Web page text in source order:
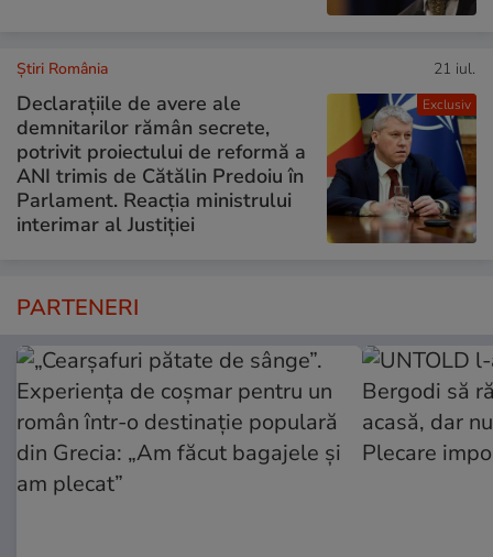
Exclusiv
Știri România 21 iul.
Declarațiile de avere ale
demnitarilor rămân secrete,
potrivit proiectului de reformă a
ANI trimis de Cătălin Predoiu în
Parlament. Reacția ministrului
interimar al Justiției
PARTENERI